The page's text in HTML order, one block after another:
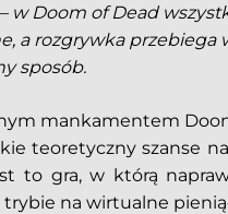
Doom of Dead
a rozgrywka przebiega
sposób.
mankamentem
teoretyczny szanse
to gra, w którą
trybie na wirtualne